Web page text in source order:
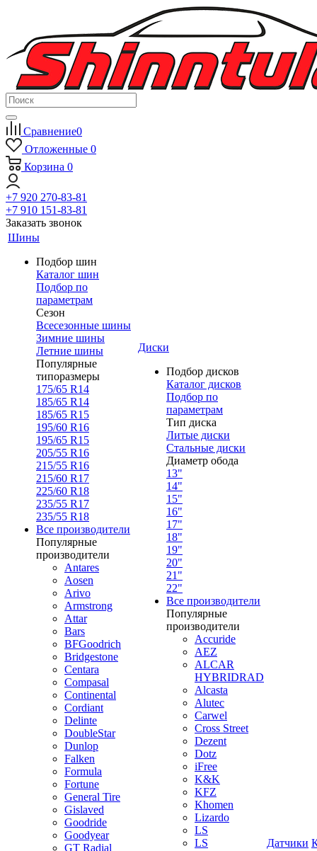
Сравнение0
Отложенные 0
Корзина 0
+7 920 270-83-81
+7 910 151-83-81
Заказать звонок
Шины
Подбор шин
Каталог шин
Подбор по
параметрам
Сезон
Всесезонные шины
Зимние шины
Летние шины
Популярные
типоразмеры
175/65 R14
185/65 R14
185/65 R15
195/60 R16
195/65 R15
205/55 R16
215/55 R16
215/60 R17
225/60 R18
235/55 R17
235/55 R18
Все производители
Популярные
производители
Antares
Aosen
Arivo
Armstrong
Attar
Bars
BFGoodrich
Bridgestone
Centara
Compasal
Continental
Cordiant
Delinte
DoubleStar
Dunlop
Falken
Formula
Fortune
General Tire
Gislaved
Goodride
Goodyear
GT Radial
Диски
Подбор дисков
Каталог дисков
Подбор по
параметрам
Тип диска
Литые диски
Стальные диски
Диаметр обода
13"
14"
15"
16"
17"
18"
19"
20"
21"
22"
Все производители
Популярные
производители
Accuride
AEZ
ALCAR
HYBRIDRAD
Alcasta
Alutec
Carwel
Cross Street
Dezent
Dotz
iFree
K&K
KFZ
Khomen
Lizardo
LS
LS
Датчики